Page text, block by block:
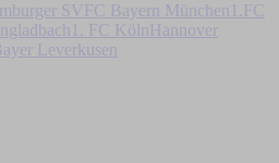
SV FC Bayern München
1.FC
1. FC Köln
Hannover
Leverkusen